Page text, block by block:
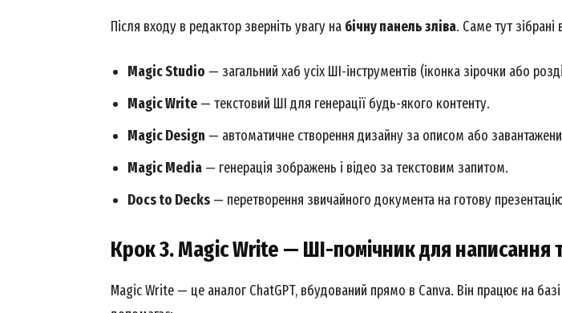
Після входу в редактор зверніть увагу на бічну панель зліва. Саме тут зібрані
Magic Studio — загальний хаб усіх ШІ-інструментів (іконка зірочки або
Magic Write — текстовий ШІ для генерації будь-якого контенту.
Magic Design — автоматичне створення дизайну за описом або
Magic Media — генерація зображень і відео за текстовим запитом.
Docs to Decks — перетворення звичайного документа на готову
Крок 3. Magic Write — ШІ-помічник для написання
Magic Write — це аналог ChatGPT, вбудований прямо в Canva. Він працює на базі